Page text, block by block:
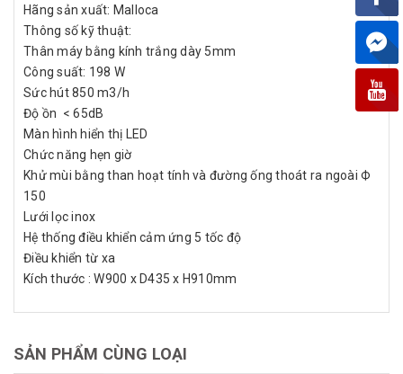
Hãng sản xuất: Malloca
Thông số kỹ thuật:
Thân máy bằng kính trắng dày 5mm
Công suất: 198 W
Sức hút 850 m3/h
Độ ồn < 65dB
Màn hình hiển thị LED
Chức năng hẹn giờ
Khử mùi bằng than hoạt tính và đường ống thoát ra ngoài Ф
150
Lưới lọc inox
Hệ thống điều khiển cảm ứng 5 tốc độ
Điều khiển từ xa
Kích thước : W900 x D435 x H910mm
SẢN PHẨM CÙNG LOẠI